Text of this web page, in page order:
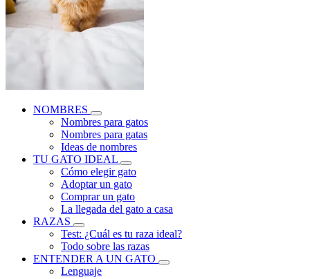
NOMBRES
Nombres para gatos
Nombres para gatas
Ideas de nombres
TU GATO IDEAL
Cómo elegir gato
Adoptar un gato
Comprar un gato
La llegada del gato a casa
RAZAS
Test: ¿Cuál es tu raza ideal?
Todo sobre las razas
ENTENDER A UN GATO
Lenguaje